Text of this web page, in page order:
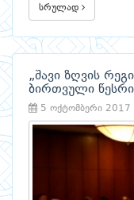
სრულად
„შავი ზღვის
ბირთვული
5 ოქტომბერი 2017